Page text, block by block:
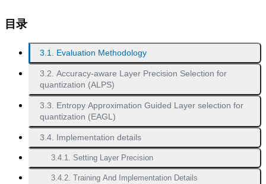
目录
3.1. Evaluation Methodology
3.2. Accuracy-aware Layer Precision Selection for
quantization (ALPS)
3.3. Entropy Approximation Guided Layer selection for
quantization (EAGL)
3.4. Implementation details
3.4.1. Setting Layer Precision
3.4.2. Training And Implementation Details